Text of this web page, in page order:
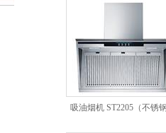
吸油烟机 ST2205（不锈